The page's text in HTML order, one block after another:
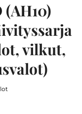
(AH10)
vilkut,